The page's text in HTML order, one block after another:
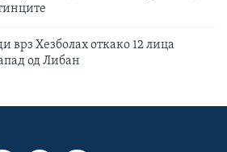
врз Хезболах откако 12 лица
од Либан